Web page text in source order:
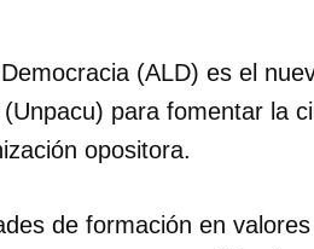
(ALD) es el
para fomentar la
opositora.
de formación en